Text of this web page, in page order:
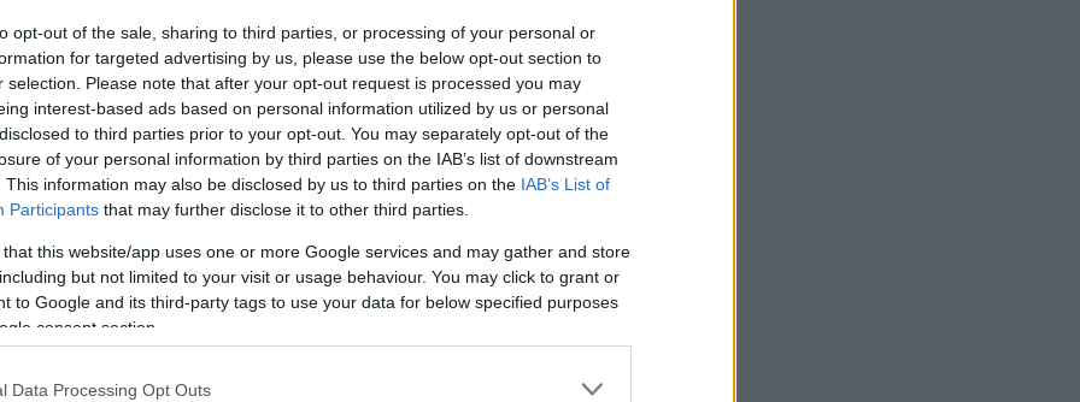
opt-out of the sale, sharing to third parties, or processing of your personal or
for targeted advertising by us, please use the below opt-out section to
selection. Please note that after your opt-out request is processed you may
interest-based ads based on personal information utilized by us or personal
to third parties prior to your opt-out. You may separately opt-out of the
of your personal information by third parties on the IAB’s list of downstream
This information may also be disclosed by us to third parties on the IAB’s List of
Participants that may further disclose it to other third parties.
that this website/app uses one or more Google services and may gather and store
but not limited to your visit or usage behaviour. You may click to grant or
to Google and its third-party tags to use your data for below specified purposes
consent section.
Data Processing Opt Outs